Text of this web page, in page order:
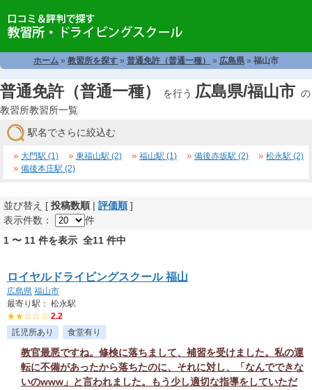
ホーム » 教習所を探す » 普通免許（普通一種） » 広島県 » 福山市
普通免許（普通一種） を行う 広島県/福山市 の
教習所教習所一覧
駅名でさらに絞込む
大門駅 (1) 東福山駅 (2) 福山駅 (1) 備後赤坂駅 (2)
松永駅 (2)
備後本庄駅 (2)
並び替え [ 投稿数順| 評価順]
表示件数：
件
1 〜 11 件を表示 全11 件中
ロイヤルドライビングスクール 福山
広島県 福山市
最寄り駅： 松永駅
★★☆☆☆ 2.2
託児所あり
食堂有り
教官最悪ですね。修検に落ちまして、補習を受けました。私の運
転に不備があったから落ちたのに、それに対し、「なんでできな
いのwww」と言われました。もう少し適切な指導をしていただ